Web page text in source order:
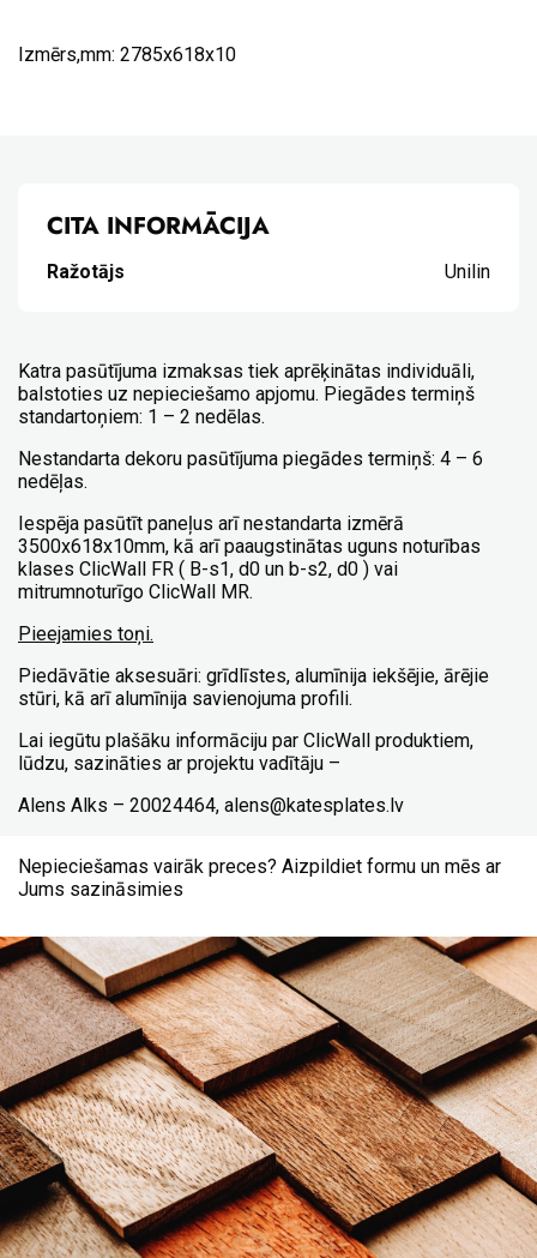
Izmērs,mm: 2785x618x10
CITA INFORMĀCIJA
Ražotājs Unilin
Katra pasūtījuma izmaksas tiek aprēķinātas individuāli,
balstoties uz nepieciešamo apjomu. Piegādes termiņš
standartoņiem: 1 – 2 nedēlas.
Nestandarta dekoru pasūtījuma piegādes termiņš: 4 – 6
nedēļas.
Iespēja pasūtīt paneļus arī nestandarta izmērā
3500x618x10mm, kā arī paaugstinātas uguns noturības
klases ClicWall FR ( B-s1, d0 un b-s2, d0 ) vai
mitrumnoturīgo ClicWall MR.
Pieejamies toņi.
Piedāvātie aksesuāri: grīdlīstes, alumīnija iekšējie, ārējie
stūri, kā arī alumīnija savienojuma profili.
Lai iegūtu plašāku informāciju par ClicWall produktiem,
lūdzu, sazināties ar projektu vadītāju –
Alens Alks – 20024464, alens@katesplates.lv
Nepieciešamas vairāk preces? Aizpildiet formu un mēs ar
Jums sazināsimies